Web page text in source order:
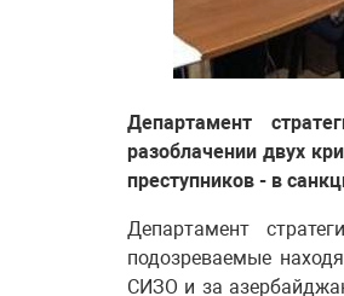
Департамент
разоблачении двух
преступников - в
Департамент
подозреваемые
СИЗО и за